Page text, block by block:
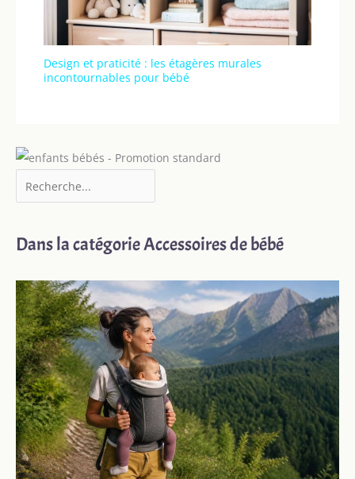
Design et praticité : les étagères murales
incontournables pour bébé
Dans la catégorie Accessoires de bébé